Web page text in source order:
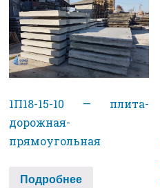
1П18-15-10 — плита-
дорожная-
прямоугольная
Подробнее